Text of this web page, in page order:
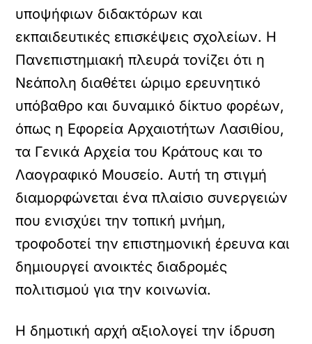
υποψήφιων διδακτόρων και
εκπαιδευτικές επισκέψεις σχολείων. Η
Πανεπιστημιακή πλευρά τονίζει ότι η
Νεάπολη διαθέτει ώριμο ερευνητικό
υπόβαθρο και δυναμικό δίκτυο φορέων,
όπως η Εφορεία Αρχαιοτήτων Λασιθίου,
τα Γενικά Αρχεία του Κράτους και το
Λαογραφικό Μουσείο. Αυτή τη στιγμή
διαμορφώνεται ένα πλαίσιο συνεργειών
που ενισχύει την τοπική μνήμη,
τροφοδοτεί την επιστημονική έρευνα και
δημιουργεί ανοικτές διαδρομές
πολιτισμού για την κοινωνία.
Η δημοτική αρχή αξιολογεί την ίδρυση